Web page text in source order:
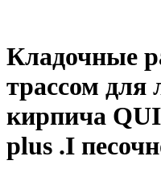
Кладочные
трассом для
кирпича
plus .I